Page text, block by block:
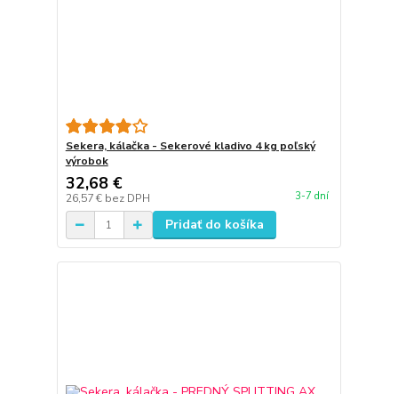
Sekera, kálačka - Sekerové kladivo 4 kg poľský
výrobok
32,68 €
26,57 € bez DPH 3-7 dní
Pridať do košíka